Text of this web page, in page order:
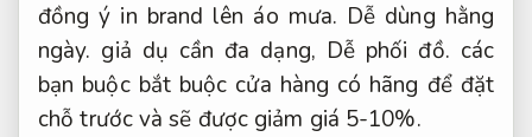
đồng ý in brand lên áo mưa. Dễ dùng hằng
ngày. giả dụ cần đa dạng, Dễ phối đồ. các
bạn buộc bắt buộc cửa hàng có hãng để đặt
chỗ trước và sẽ được giảm giá 5-10%.